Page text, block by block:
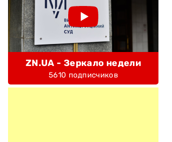
ZN.UA - Зеркало недели
5610 подписчиков